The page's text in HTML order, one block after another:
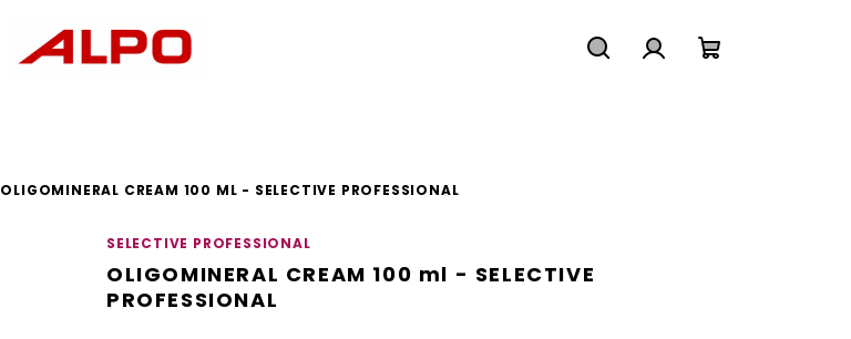
OLIGOMINERAL CREAM 100 ML - SELECTIVE PROFESSIONAL
SELECTIVE PROFESSIONAL
OLIGOMINERAL CREAM 100 ml - SELECTIVE
PROFESSIONAL